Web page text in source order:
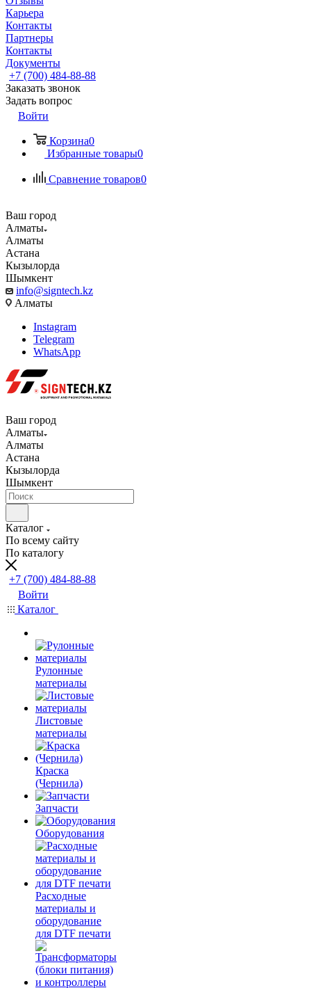
Карьера
Контакты
Партнеры
Контакты
Документы
+7 (700) 484-88-88
Заказать звонок
Задать вопрос
Войти
Корзина0
Избранные товары0
Сравнение товаров0
Ваш город
Алматы
Алматы
Астана
Кызылорда
Шымкент
info@signtech.kz
Алматы
Instagram
Telegram
WhatsApp
Ваш город
Алматы
Алматы
Астана
Кызылорда
Шымкент
Каталог
По всему сайту
По каталогу
+7 (700) 484-88-88
Войти
Каталог
Рулонные
материалы
Листовые
материалы
Краска
(Чернила)
Запчасти
Оборудования
Расходные
материалы и
оборудование
для DTF печати